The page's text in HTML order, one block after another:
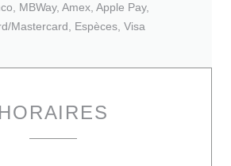
MBWay, Amex, Apple Pay,
Mastercard, Espèces, Visa
HORAIRES